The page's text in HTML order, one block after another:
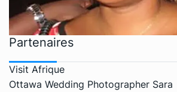
Partenaires
Visit Afrique
Ottawa Wedding Photographer Sara